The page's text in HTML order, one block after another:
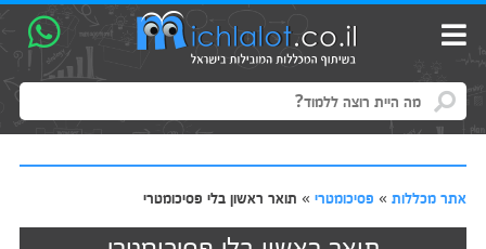
אתר מכללות» פסיכומטרי» תואר ראשון בלי פסיכומטרי